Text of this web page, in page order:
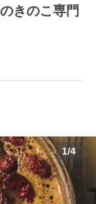
きのこ専門
1/4